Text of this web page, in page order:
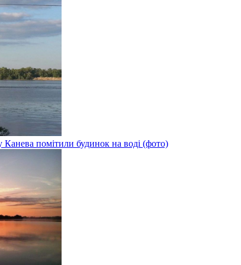
помітили будинок на воді (фото)